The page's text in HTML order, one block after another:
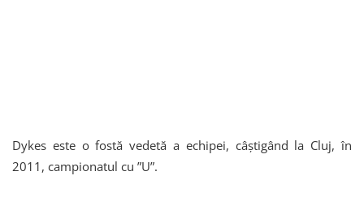
Dykes este o fostă vedetă a echipei, câștigând la Cluj, în
2011, campionatul cu ”U”.